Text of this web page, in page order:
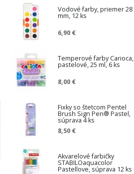
Vodové farby, priemer 28
mm, 12 ks
6,90 €
Temperové farby Carioca,
pastelové, 25 ml, 6 ks
8,00 €
Fixky so štetcom Pentel
Brush Sign Pen® Pastel,
súprava 4 ks
8,50 €
Akvarelové farbičky
STABILOaquacolor
Pastellove, súprava 12 ks